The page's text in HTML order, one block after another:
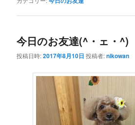
今日のお友達(^・ェ・^)
投稿日時:2017年8月10日 投稿者:nikowan